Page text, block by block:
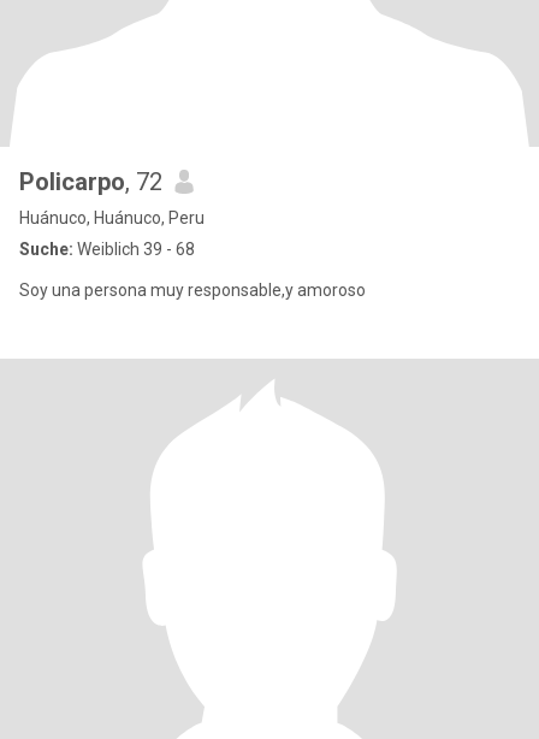
Policarpo, 72
Huánuco, Huánuco, Peru
Suche: Weiblich 39 - 68
Soy una persona muy responsable,y amoroso